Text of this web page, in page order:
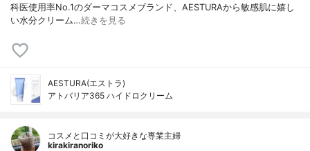
科医使用率No.1のダーマコスメブランド、AESTURAから敏感肌に嬉し
い水分クリーム…続きを見る
AESTURA(エストラ)
アトバリア365 ハイドロクリーム
コスメと口コミが大好きな専業主婦
kirakiranoriko